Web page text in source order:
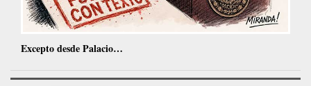
Excepto desde Palacio…